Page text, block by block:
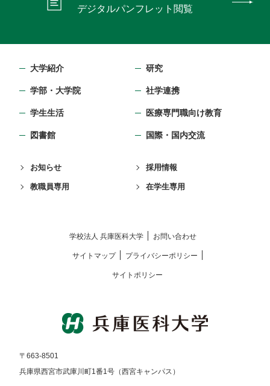
デジタルパンフレット閲覧
大学紹介 研究
学部・⼤学院 社学連携
学生生活 医療専門職向け教育
図書館 国際・国内交流
お知らせ 採用情報
教職員専用 在学生専用
学校法⼈ 兵庫医科⼤学 お問い合わせ
サイトマップ プライバシーポリシー
サイトポリシー
〒663-8501
兵庫県西宮市武庫川町1番1号（西宮キャンパス）